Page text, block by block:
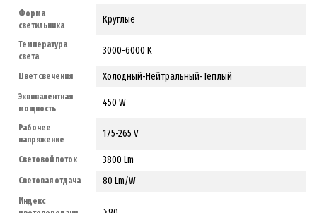
Форма
светильника
Круглые
Температура
света
3000-6000 K
Цвет свечения Холодный-Нейтральный-Теплый
Эквивалентная
мощность
450 W
Рабочее
напряжение
175-265 V
Световой поток 3800 Lm
Световая отдача 80 Lm/W
Индекс